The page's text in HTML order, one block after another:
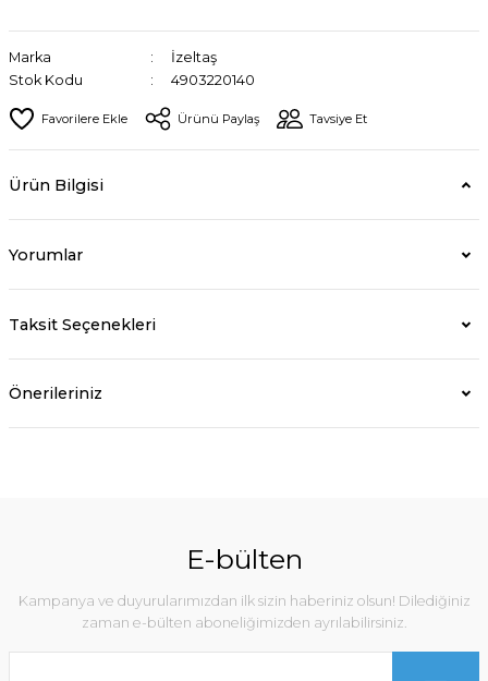
Marka
İzeltaş
Stok Kodu
4903220140
Ürünü Paylaş Tavsiye Et
Ürün Bilgisi
Yorumlar
Taksit Seçenekleri
Önerileriniz
E-bülten
Kampanya ve duyurularımızdan ilk sizin haberiniz olsun! Dilediğiniz
zaman e-bülten aboneliğimizden ayrılabilirsiniz.